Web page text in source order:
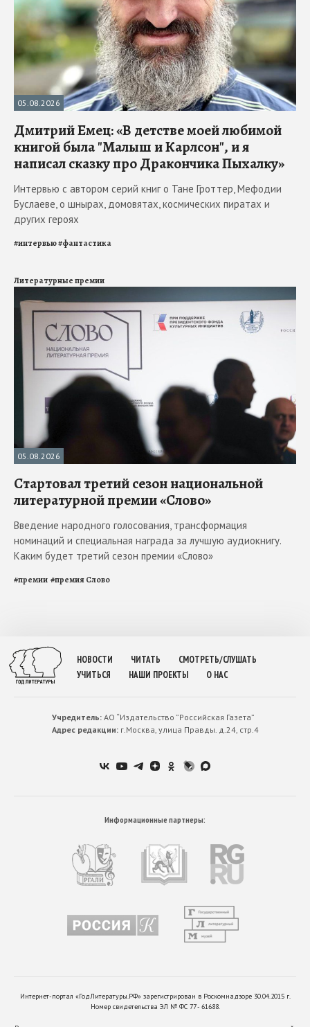
05.08.2026
Дмитрий Емец: «В детстве моей любимой
книгой была "Малыш и Карлсон", и я
написал сказку про Дракончика Пыхалку»
Интервью с автором серий книг о Тане Гроттер, Мефодии
Буслаеве, о шнырах, домовятах, космических пиратах и
других героях
#интервью#фантастика
Литературные премии
05.08.2026
Стартовал третий сезон национальной
литературной премии «Слово»
Введение народного голосования, трансформация
номинаций и специальная награда за лучшую аудиокнигу.
Каким будет третий сезон премии «Слово»
#премии #премия Слово
НОВОСТИ ЧИТАТЬ
СМОТРЕТЬ/СЛУШАТЬ
УЧИТЬСЯ
НАШИ ПРОЕКТЫ О НАС
Учредитель:АО “Издательство ”Российская Газета”
Адрес редакции:г.Москва, улица Правды. д.24, стр.4
Информационные партнеры:
Интернет-портал «ГодЛитературы.РФ» зарегистрирован в Роскомнадзоре 30.04.2015 г.
Номер свидетельства ЭЛ № ФС 77 - 61688.